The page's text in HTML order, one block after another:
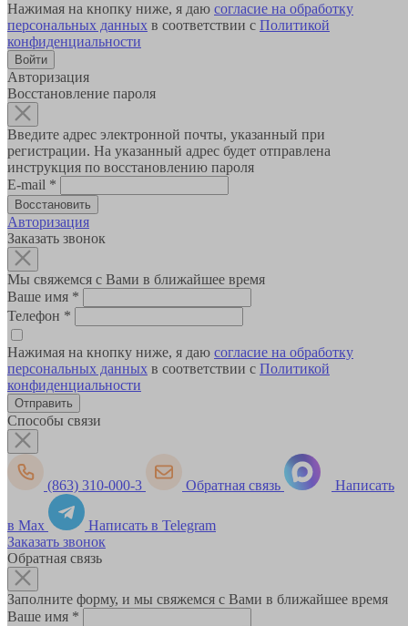
Нажимая на кнопку ниже, я даю согласие на обработку
персональных данных в соответствии с Политикой
конфиденциальности
Авторизация
Восстановление пароля
Введите адрес электронной почты, указанный при
регистрации. На указанный адрес будет отправлена
инструкция по восстановлению пароля
E-mail *
Авторизация
Заказать звонок
Мы свяжемся с Вами в ближайшее время
Ваше имя *
Телефон *
Нажимая на кнопку ниже, я даю согласие на обработку
персональных данных в соответствии с Политикой
конфиденциальности
Способы связи
(863) 310-000-3 Обратная связь Написать
в Max
Написать в Telegram
Заказать звонок
Обратная связь
Заполните форму, и мы свяжемся с Вами в ближайшее время
Ваше имя *